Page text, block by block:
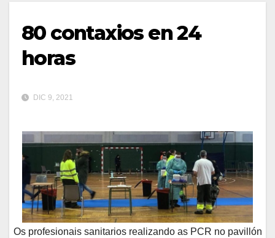
80 contaxios en 24
horas
DIC 9, 2021
Os profesionais sanitarios realizando as PCR no pavillón